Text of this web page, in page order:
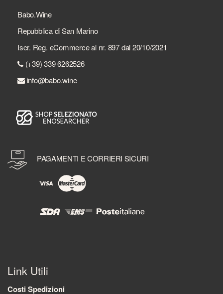
Babo.Wine
Repubblica di San Marino
Iscr. Reg. eCommerce al nr. 897 dal 20/10/2021
(+39) 339 6262526
info@babo.wine
PAGAMENTI E CORRIERI SICURI
Link Utili
Costi Spedizioni